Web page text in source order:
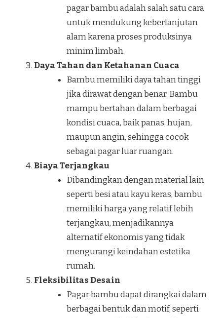
pagar bambu adalah salah satu cara
untuk mendukung keberlanjutan
alam karena proses produksinya
minim limbah.
Daya Tahan dan Ketahanan Cuaca
Bambu memiliki daya tahan tinggi
jika dirawat dengan benar. Bambu
mampu bertahan dalam berbagai
kondisi cuaca, baik panas, hujan,
maupun angin, sehingga cocok
sebagai pagar luar ruangan.
Biaya Terjangkau
Dibandingkan dengan material lain
seperti besi atau kayu keras, bambu
memiliki harga yang relatif lebih
terjangkau, menjadikannya
alternatif ekonomis yang tidak
mengurangi keindahan estetika
rumah.
Fleksibilitas Desain
Pagar bambu dapat dirangkai dalam
berbagai bentuk dan motif, seperti